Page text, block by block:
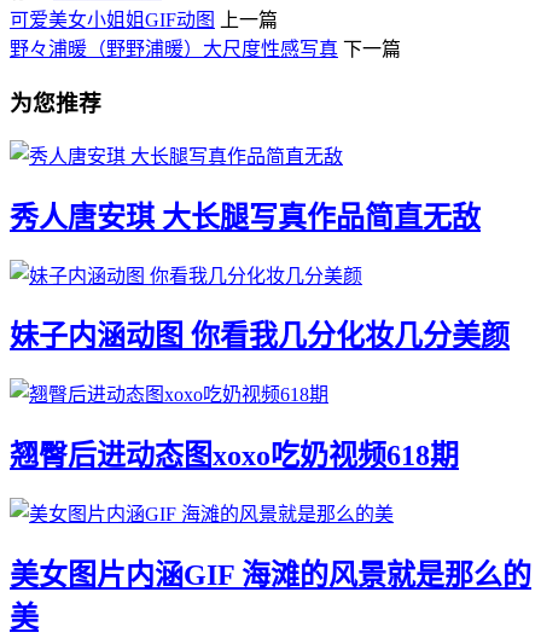
可爱美女小姐姐GIF动图
上一篇
野々浦暖（野野浦暖）大尺度性感写真 下一篇
为您推荐
秀人唐安琪 大长腿写真作品简直无敌
妹子内涵动图 你看我几分化妆几分美颜
翘臀后进动态图xoxo吃奶视频618期
美女图片内涵GIF ​海滩的风景就是那么的
美